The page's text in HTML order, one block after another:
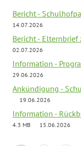
Bericht -
14.07.2026
Bericht -
02.07.2026
Information -
29.06.2026
Ankündigung -
19.06.2026
Information -
4.3 MB
15.06.2026